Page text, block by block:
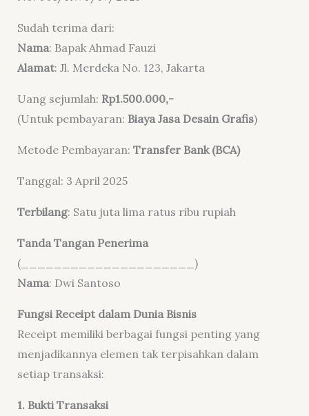
Sudah terima dari:
Nama: Bapak Ahmad Fauzi
Alamat: Jl. Merdeka No. 123, Jakarta
Uang sejumlah: Rp1.500.000,-
(Untuk pembayaran: Biaya Jasa Desain Grafis)
Metode Pembayaran: Transfer Bank (BCA)
Tanggal: 3 April 2025
Terbilang: Satu juta lima ratus ribu rupiah
Tanda Tangan Penerima
(_____________________)
Nama: Dwi Santoso
Fungsi Receipt dalam Dunia Bisnis
Receipt memiliki berbagai fungsi penting yang
menjadikannya elemen tak terpisahkan dalam
setiap transaksi:
1. Bukti Transaksi